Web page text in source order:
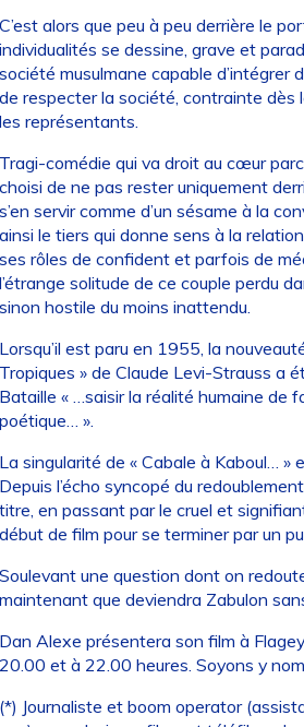
alors que peu à peu derrière le
se dessine, grave et
musulmane capable d’intégrer
respecter la société, contrainte dès
représentants.
comédie qui va droit au cœur
de ne pas rester uniquement
servir comme d’un sésame à la
le tiers qui donne sens à la relation
rôles de confident et parfois de
solitude de ce couple perdu
hostile du moins inattendu.
est paru en 1955, la
» de Claude Levi-Strauss a
« …saisir la réalité humaine de
».
singularité de « Cabale à Kaboul… »
l’écho syncopé du
en passant par le cruel et
de film pour se terminer par un
une question dont on
que deviendra Zabulon
Alexe présentera son film à
et à 22.00 heures. Soyons y
Journaliste et boom operator